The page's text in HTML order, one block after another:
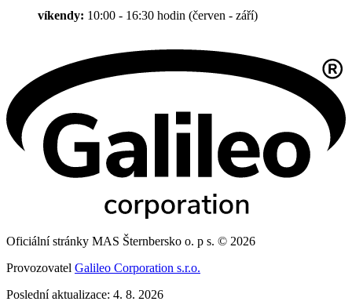
víkendy: 10:00 - 16:30 hodin (červen - září)
Oficiální stránky MAS Šternbersko o. p s. © 2026
Provozovatel Galileo Corporation s.r.o.
Poslední aktualizace: 4. 8. 2026